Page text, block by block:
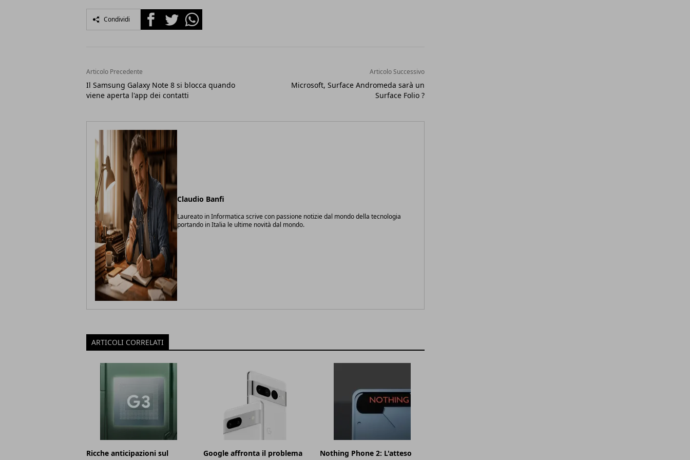
Condividi FacebookTwitterWhatsapp
Articolo Precedente
Il Samsung Galaxy Note 8 si blocca quando
viene aperta l'app dei contatti
Articolo Successivo
Microsoft, Surface Andromeda sarà un
Surface Folio ?
Claudio Banfi
Laureato in Informatica scrive con passione notizie dal mondo della tecnologia
portando in Italia le ultime novità dal mondo.
ARTICOLI CORRELATI
Ricche anticipazioni sul
Google affronta il problema
Nothing Phone 2: L'atteso